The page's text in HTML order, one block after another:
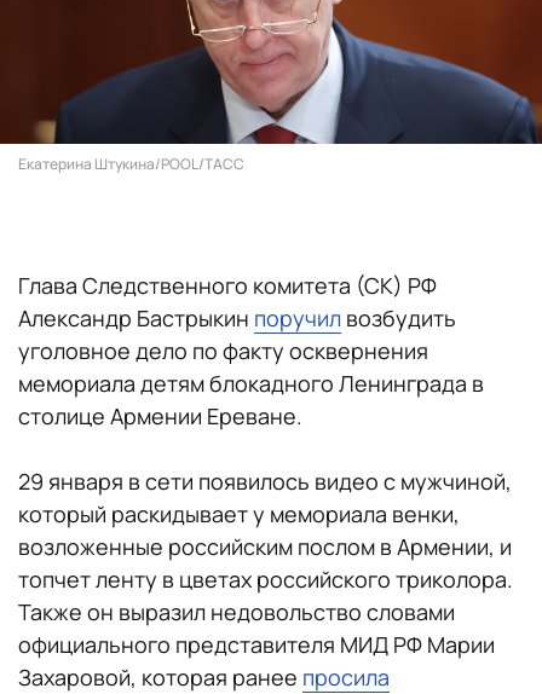
Екатерина Штукина/POOL/ТАСС
Глава Следственного комитета (СК) РФ
Александр Бастрыкин поручил возбудить
уголовное дело по факту осквернения
мемориала детям блокадного Ленинграда в
столице Армении Ереване.
29 января в сети появилось видео с мужчиной,
который раскидывает у мемориала венки,
возложенные российским послом в Армении, и
топчет ленту в цветах российского триколора.
Также он выразил недовольство словами
официального представителя МИД РФ Марии
Захаровой, которая ранее просила